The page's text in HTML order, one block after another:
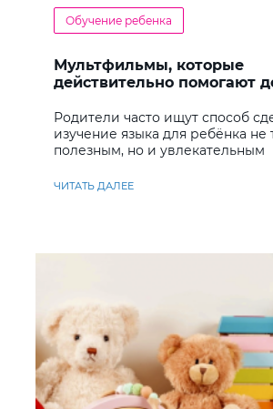
Обучение ребенка
Мультфильмы, которые
действительно помогают
Родители часто ищут способ
изучение языка для ребёнка не
полезным, но и увлекательным
ЧИТАТЬ ДАЛЕЕ